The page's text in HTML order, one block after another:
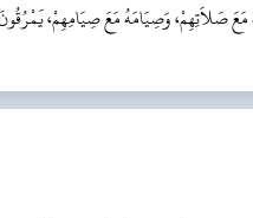
صَلاَتِهِمْ، وَصِيَامَهُ مَعَ صِيَامِهِمْ،